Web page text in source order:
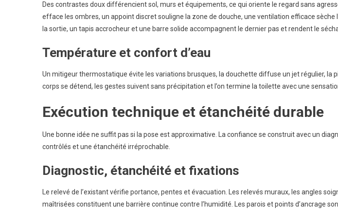
Des contrastes doux différencient sol, murs et équipements, ce qui oriente le regard sans
efface les ombres, un appoint discret souligne la zone de douche, une ventilation efficace sèche
la sortie, un tapis accrocheur et une barre solide accompagnent le dernier pas et rendent le
Température et confort d’eau
Un mitigeur thermostatique évite les variations brusques, la douchette diffuse un jet régulier, la
corps se détend, les gestes suivent sans précipitation et l’on termine la toilette avec une
Exécution technique et étanchéité durable
Une bonne idée ne suffit pas si la pose est approximative. La confiance se construit avec un
contrôlés et une étanchéité irréprochable.
Diagnostic, étanchéité et fixations
Le relevé de l’existant vérifie portance, pentes et évacuation. Les relevés muraux, les angles
maîtrisées constituent une barrière continue contre l’humidité. Les parois et points d’ancrage